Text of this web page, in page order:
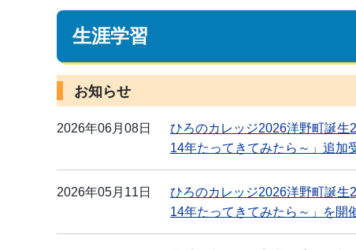
生涯学習
お知らせ
2026年06月08日
ひろのカレッジ2026洋野町誕
14年たってきてみたら～」追加
2026年05月11日
ひろのカレッジ2026洋野町誕
14年たってきてみたら～」を開